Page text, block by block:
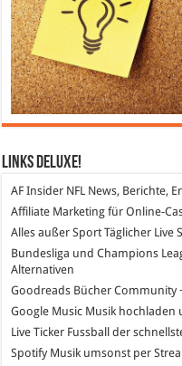
Links DeLuXe!
AF Insider NFL News, Berichte,
Affiliate Marketing für Online-
Alles außer SportTäglicher Live
Bundesliga und Champions
Alternativen
Goodreads Bücher Community
Google Music Musik hochladen
Live Ticker Fussball
der
SpotifyMusik umsonst per